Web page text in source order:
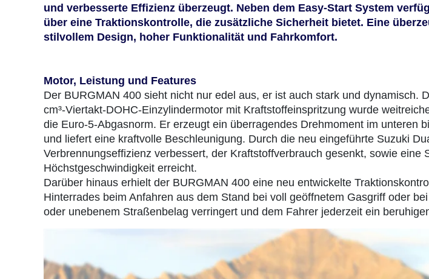
und verbesserte Effizienz überzeugt. Neben dem Easy-Start System
über eine Traktionskontrolle, die zusätzliche Sicherheit bietet. Eine
stilvollem Design, hoher Funktionalität und Fahrkomfort.
Motor, Leistung und Features
Der BURGMAN 400 sieht nicht nur edel aus, er ist auch stark und dynamisch.
cm³-Viertakt-DOHC-Einzylindermotor mit Kraftstoffeinspritzung wurde
die Euro-5-Abgasnorm. Er erzeugt ein überragendes Drehmoment im unteren
und liefert eine kraftvolle Beschleunigung. Durch die neu eingeführte Suzuki
Verbrennungseffizienz verbessert, der Kraftstoffverbrauch gesenkt, sowie eine
Höchstgeschwindigkeit erreicht.
Darüber hinaus erhielt der BURGMAN 400 eine neu entwickelte
Hinterrades beim Anfahren aus dem Stand bei voll geöffnetem Gasgriff oder
oder unebenem Straßenbelag verringert und dem Fahrer jederzeit ein